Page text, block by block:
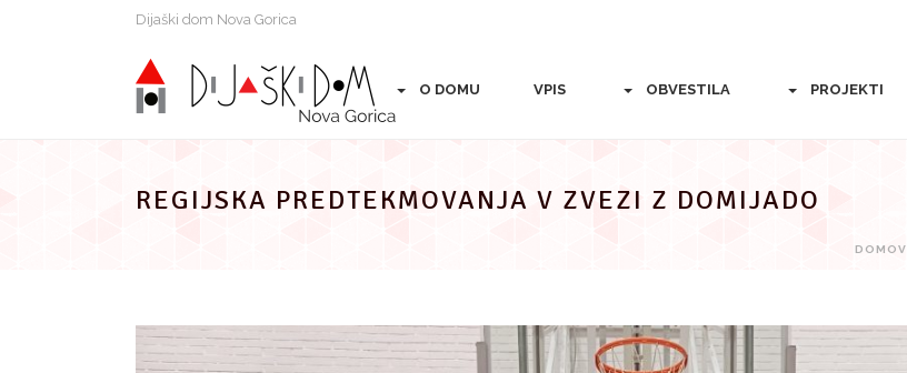
Dijaški dom Nova Gorica
O DOMU VPIS OBVESTILA PROJEKTI
REGIJSKA PREDTEKMOVANJA V ZVEZI Z DOMIJADO
DOMOV